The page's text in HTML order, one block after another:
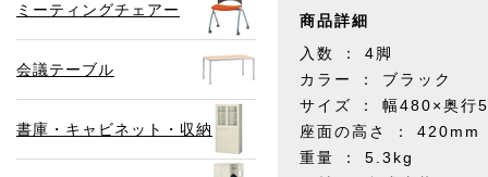
ミーティングチェアー
会議テーブル
書庫・キャビネット・収納
商品詳細
入数 ： 4脚
カラー ： ブラック
サイズ ： 幅480×奥行
座面の高さ ： 420mm
重量 ： 5.3kg